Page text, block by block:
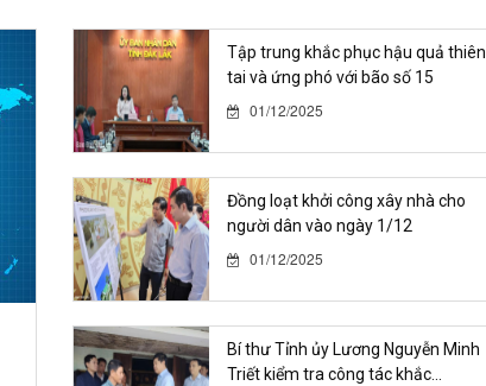
Tập trung khắc phục hậu quả thiên
tai và ứng phó với bão số 15
01/12/2025
Đồng loạt khởi công xây nhà cho
người dân vào ngày 1/12
01/12/2025
Bí thư Tỉnh ủy Lương Nguyễn Minh
Triết kiểm tra công tác khắc...